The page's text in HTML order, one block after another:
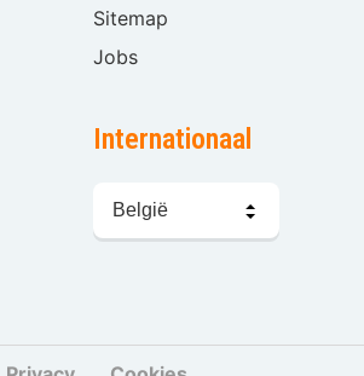
Sitemap
Jobs
Internationaal
kiezen